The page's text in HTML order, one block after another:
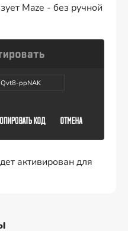
Maze - без ручной
ppNAK
активирован для